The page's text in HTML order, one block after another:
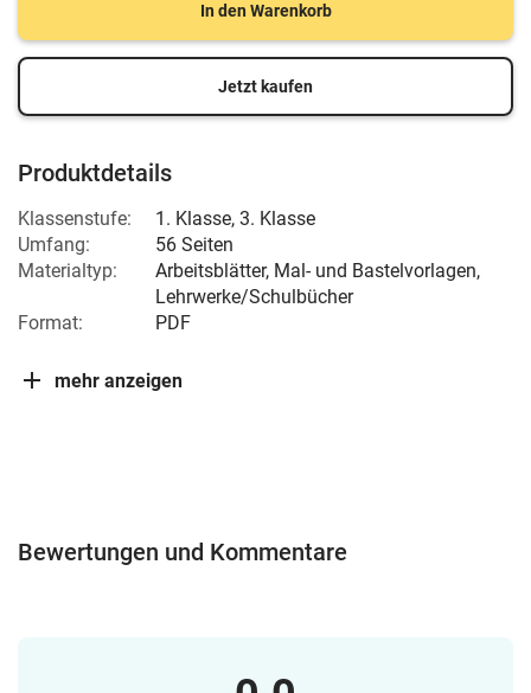
In den Warenkorb
Jetzt kaufen
Produktdetails
Klassenstufe: 1. Klasse, 3. Klasse
Umfang:
56 Seiten
Materialtyp:
Arbeitsblätter, Mal- und Bastelvorlagen,
Lehrwerke/Schulbücher
Format:
PDF
mehr anzeigen
Bewertungen und Kommentare